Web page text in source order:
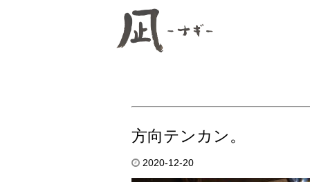
方向テンカン。
2020-12-20